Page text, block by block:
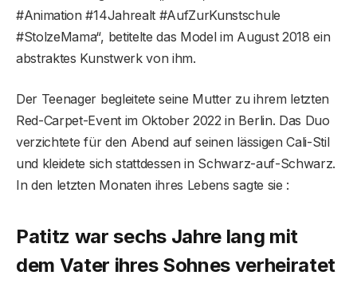
#Animation #14Jahrealt #AufZurKunstschule
#StolzeMama“, betitelte das Model im August 2018 ein
abstraktes Kunstwerk von ihm.
Der Teenager begleitete seine Mutter zu ihrem letzten
Red-Carpet-Event im Oktober 2022 in Berlin. Das Duo
verzichtete für den Abend auf seinen lässigen Cali-Stil
und kleidete sich stattdessen in Schwarz-auf-Schwarz.
In den letzten Monaten ihres Lebens sagte sie :
Patitz war sechs Jahre lang mit
dem Vater ihres Sohnes verheiratet